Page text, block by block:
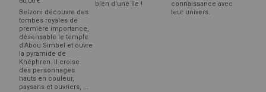
Belzoni découvre des
tombes royales de
première importance,
désensable le temple
d’Abou Simbel et ouvre
la pyramide de
Khéphren. Il croise
des personnages
hauts en couleur,
paysans et ouvriers, ...
bien d'une île !
connaissance avec
leur univers.